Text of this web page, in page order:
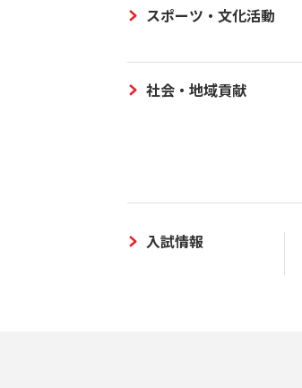
スポーツ・文化活動
社会・地域貢献
入試情報